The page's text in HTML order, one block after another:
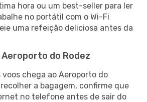
hora ou um best-seller para ler
no portátil com o Wi-Fi
uma refeição deliciosa antes da
do Rodez
chega ao Aeroporto do
a bagagem, confirme que
no telefone antes de sair do